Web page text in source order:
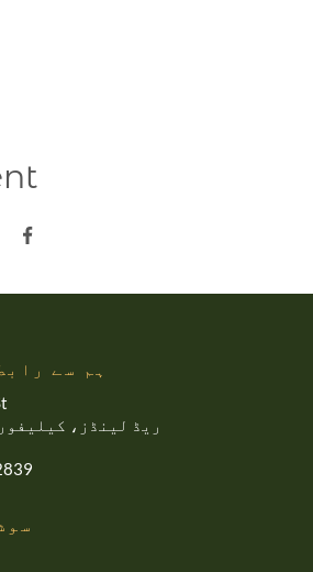
ہم سے
ریڈ لینڈز، کیلیفورنیا